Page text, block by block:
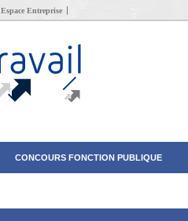
Espace Entreprise
CONCOURS FONCTION PUBLIQUE